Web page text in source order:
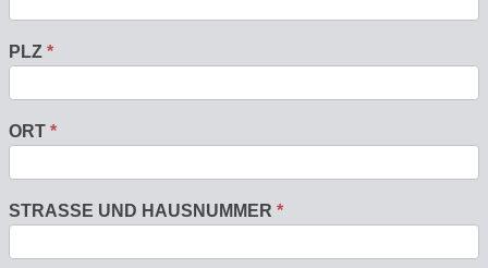
PLZ *
ORT *
STRASSE UND HAUSNUMMER *